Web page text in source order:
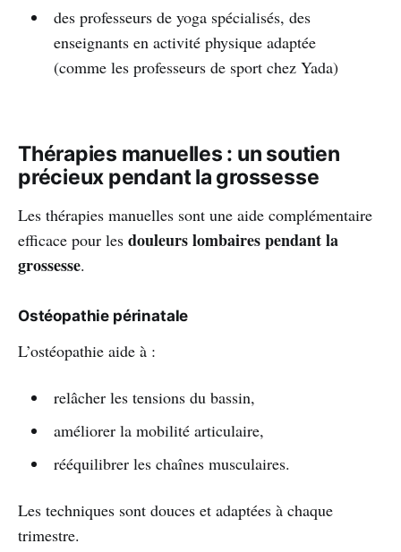
des professeurs de yoga spécialisés, des
enseignants en activité physique adaptée
(comme les professeurs de sport chez Yada)
Thérapies manuelles : un soutien
précieux pendant la grossesse
Les thérapies manuelles sont une aide complémentaire
efficace pour les douleurs lombaires pendant la
grossesse.
Ostéopathie périnatale
L’ostéopathie aide à :
relâcher les tensions du bassin,
améliorer la mobilité articulaire,
rééquilibrer les chaînes musculaires.
Les techniques sont douces et adaptées à chaque
trimestre.